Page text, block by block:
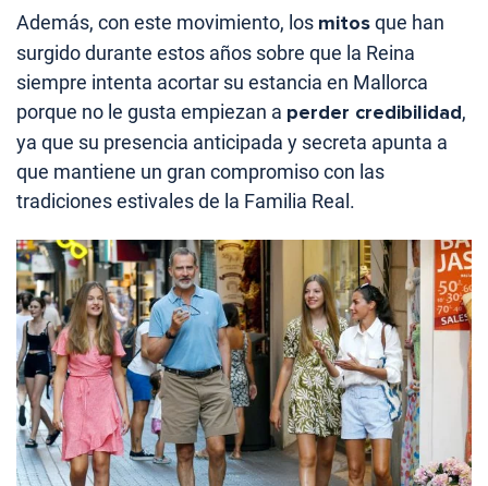
Además, con este movimiento, los mitosque han
surgido durante estos años sobre que la Reina
siempre intenta acortar su estancia en Mallorca
porque no le gusta empiezan a perder credibilidad,
ya que su presencia anticipada y secreta apunta a
que mantiene un gran compromiso con las
tradiciones estivales de la Familia Real.